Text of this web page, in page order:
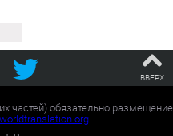
ВВЕРХ
частей) обязательно размещение
worldtranslation.org.